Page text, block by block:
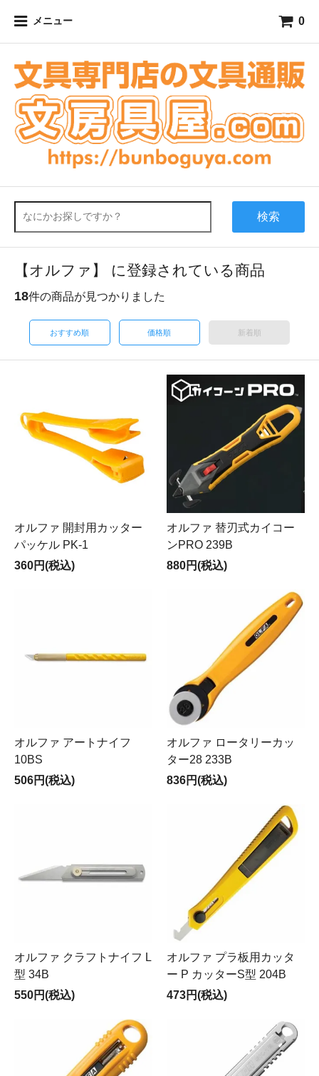
メニュー 0
検索
【オルファ】 に登録されている商品
18件の商品が見つかりました
おすすめ順 価格順 新着順
オルファ 開封用カッター
パッケル PK-1
360円(税込)
オルファ 替刃式カイコー
ンPRO 239B
880円(税込)
オルファ アートナイフ
10BS
506円(税込)
オルファ ロータリーカッ
ター28 233B
836円(税込)
オルファ クラフトナイフ L
型 34B
550円(税込)
オルファ プラ板用カッタ
ー P カッターS型 204B
473円(税込)